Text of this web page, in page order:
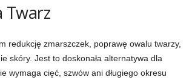
Twarz
redukcję zmarszczek, poprawę owalu twarzy,
skóry. Jest to doskonała alternatywa dla
wymaga cięć, szwów ani długiego okresu